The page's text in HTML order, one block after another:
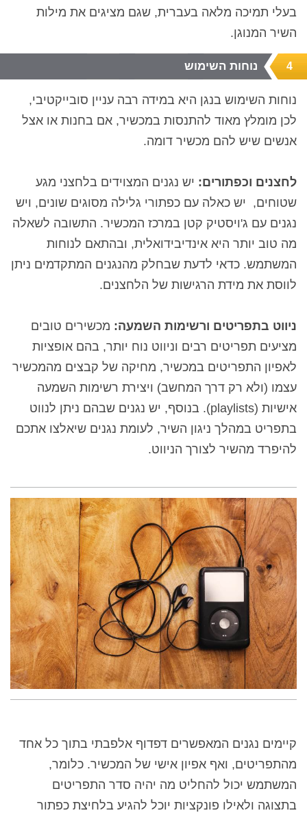
בעלי תמיכה מלאה בעברית, שגם מציגים את מילות
השיר המנוגן.
4 נוחות השימוש
נוחות השימוש בנגן היא במידה רבה עניין סובייקטיבי,
לכן מומלץ מאוד להתנסות במכשיר, אם בחנות או אצל
אנשים שיש להם מכשיר דומה.
לחצנים וכפתורים: יש נגנים המצוידים בלחצני מגע
שטוחים, יש כאלה עם כפתורי גלילה מסוגים שונים, ויש
נגנים עם ג'ויסטיק קטן במרכז המכשיר. התשובה לשאלה
מה טוב יותר היא אינדיבידואלית, ובהתאם לנוחות
המשתמש. כדאי לדעת שבחלק מהנגנים המתקדמים ניתן
לווסת את מידת הרגישות של הלחצנים.
ניווט בתפריטים ורשימות השמעה: מכשירים טובים
מציעים תפריטים רבים וניווט נוח יותר, בהם אופציות
לאפיון התפריטים במכשיר, מחיקה של קבצים מהמכשיר
עצמו (ולא רק דרך המחשב) ויצירת רשימות השמעה
אישיות (playlists). בנוסף, יש נגנים שבהם ניתן לנווט
בתפריט במהלך ניגון השיר, לעומת נגנים שיאלצו אתכם
להיפרד מהשיר לצורך הניווט.
קיימים נגנים המאפשרים דפדוף אלפבתי בתוך כל אחד
מהתפריטים, ואף אפיון אישי של המכשיר. כלומר,
המשתמש יכול להחליט מה יהיה סדר התפריטים
בתצוגה ולאילו פונקציות יוכל להגיע בלחיצת כפתור